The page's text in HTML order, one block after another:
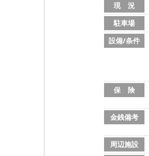
現 況
駐車場
設備/条件
保 険
金銭備考
周辺施設